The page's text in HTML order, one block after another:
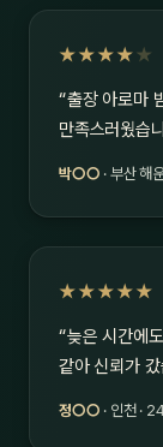
★★★★ ★
“출장 아로마
만족스러웠습
박○○ · 부산 해
★★★★★
“늦은 시간에
같아 신뢰가
정○○ · 인천 ·